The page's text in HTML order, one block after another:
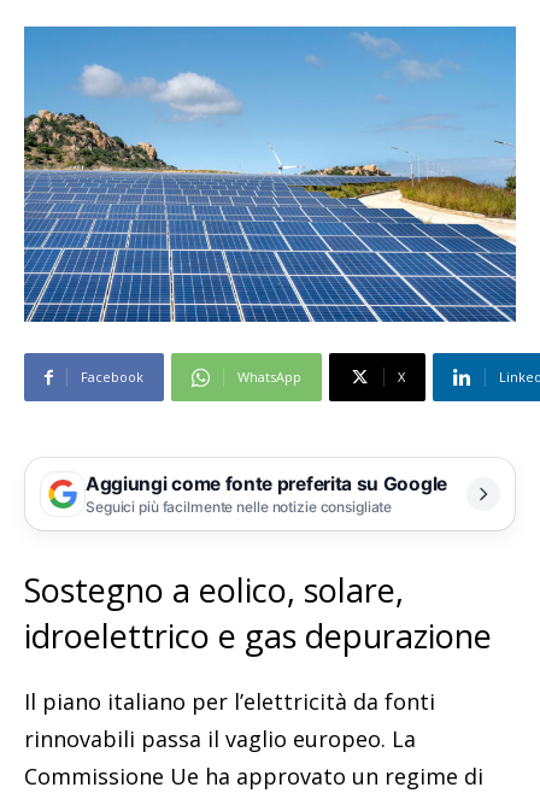
Facebook WhatsApp X
Aggiungi come fonte preferita su Google
Seguici più facilmente nelle notizie consigliate
Sostegno a eolico, solare,
idroelettrico e gas depurazione
Il piano italiano per l’elettricità da fonti
rinnovabili passa il vaglio europeo. La
Commissione Ue ha approvato un regime di